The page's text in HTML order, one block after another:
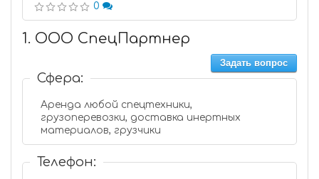
0
1. ООО СпецПартнер
Задать вопрос
Сфера:
Аренда любой спецтехники,
грузоперевозки, доставка инертных
материалов, грузчики
Телефон: